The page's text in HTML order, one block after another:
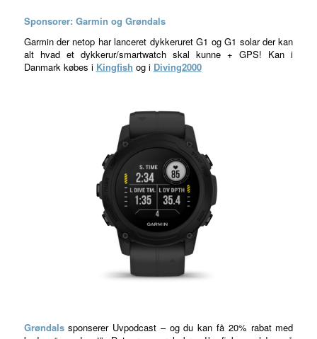
Sponsorer: Garmin og Grøndals
Garmin der netop har lanceret dykkeruret G1 og G1 solar der kan
alt hvad et dykkerur/smartwatch skal kunne + GPS! Kan i
Danmark købes i Kingfish og i Diving2000
Grøndalssponserer Uvpodcast – og du kan få 20% rabat med